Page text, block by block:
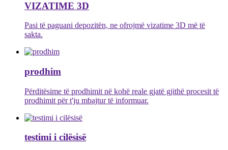
VIZATIME 3D
Pasi të paguani depozitën, ne ofrojmë vizatime 3D më të
sakta.
prodhim
Përditësime të prodhimit në kohë reale gjatë gjithë procesit të
prodhimit për t'ju mbajtur të informuar.
testimi i cilësisë